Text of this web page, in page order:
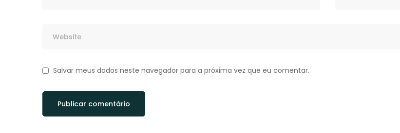
Salvar meus dados neste navegador para a próxima vez que eu comentar.